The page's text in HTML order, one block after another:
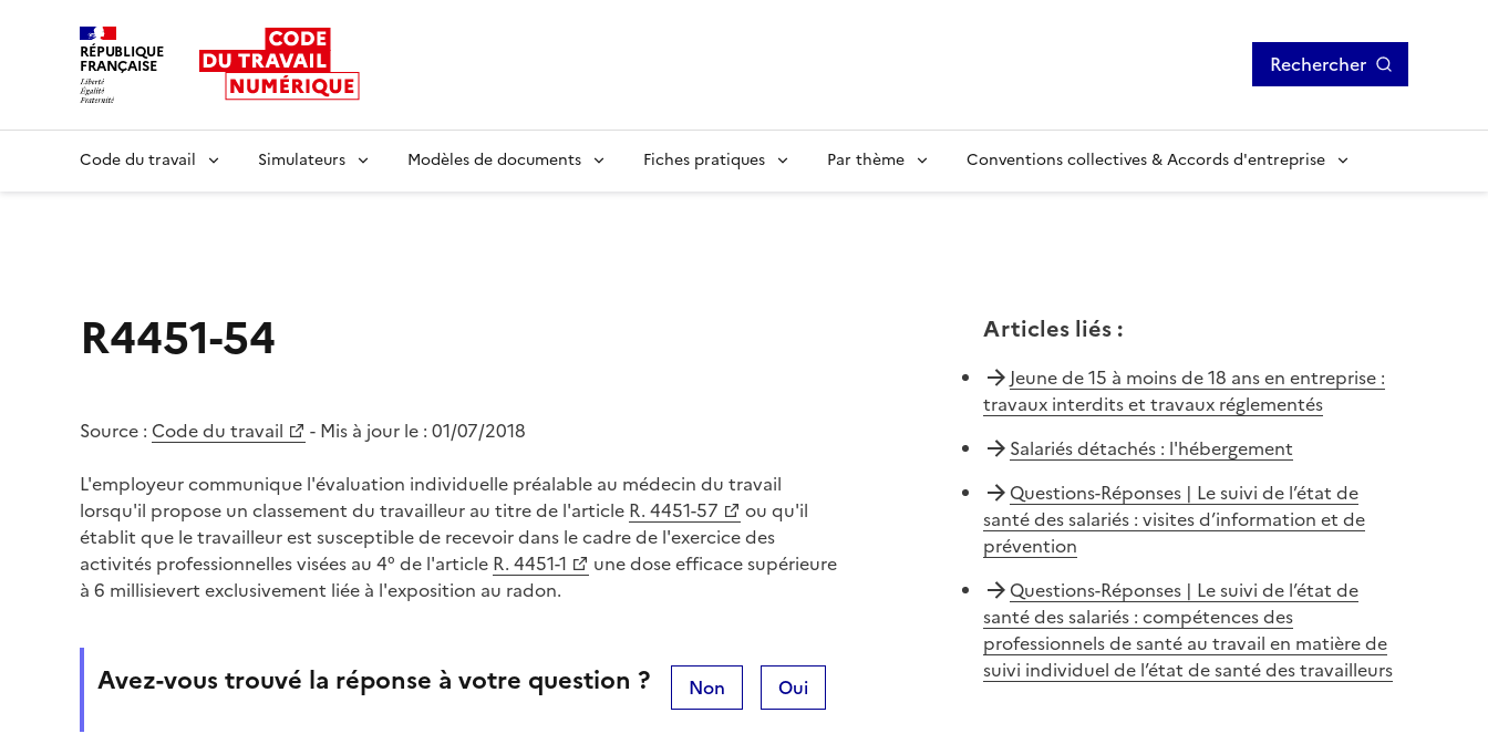
RÉPUBLIQUE
FRANÇAISE Rechercher
Code du travail Simulateurs Modèles de documents Fiches pratiques Par thème Conventions collectives & Accords d'entreprise
R4451-54
Source : Code du travail - Mis à jour le : 01/07/2018
L'employeur communique l'évaluation individuelle préalable au médecin du travail
lorsqu'il propose un classement du travailleur au titre de l'article R. 4451-57
ou qu'il
établit que le travailleur est susceptible de recevoir dans le cadre de l'exercice des
activités professionnelles visées au 4° de l'article R. 4451-1
une dose efficace supérieure
à 6 millisievert exclusivement liée à l'exposition au radon.
Avez-vous trouvé la réponse à votre question ? Non Oui
Articles liés:
Jeune de 15 à moins de 18 ans en entreprise :
travaux interdits et travaux réglementés
Salariés détachés : l'hébergement
Questions-Réponses | Le suivi de l’état de
santé des salariés : visites d’information et de
prévention
Questions-Réponses | Le suivi de l’état de
santé des salariés : compétences des
professionnels de santé au travail en matière de
suivi individuel de l’état de santé des travailleurs